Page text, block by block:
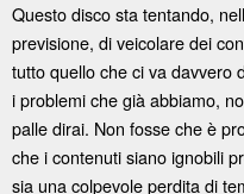
Questo disco sta tentando,
previsione, di veicolare dei
tutto quello che ci va davvero
i problemi che già abbiamo,
palle dirai. Non fosse che è
che i contenuti siano ignobili
sia una colpevole perdita di